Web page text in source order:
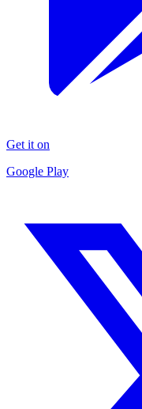
Get it on
Google Play